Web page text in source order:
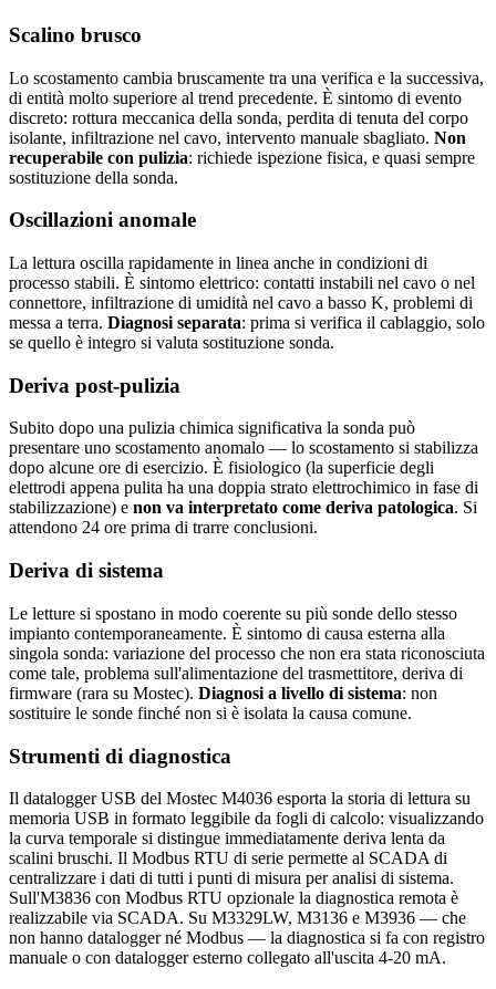
Scalino brusco
Lo scostamento cambia bruscamente tra una verifica e la successiva,
di entità molto superiore al trend precedente. È sintomo di evento
discreto: rottura meccanica della sonda, perdita di tenuta del corpo
isolante, infiltrazione nel cavo, intervento manuale sbagliato. Non
recuperabile con pulizia: richiede ispezione fisica, e quasi sempre
sostituzione della sonda.
Oscillazioni anomale
La lettura oscilla rapidamente in linea anche in condizioni di
processo stabili. È sintomo elettrico: contatti instabili nel cavo o nel
connettore, infiltrazione di umidità nel cavo a basso K, problemi di
messa a terra. Diagnosi separata: prima si verifica il cablaggio, solo
se quello è integro si valuta sostituzione sonda.
Deriva post-pulizia
Subito dopo una pulizia chimica significativa la sonda può
presentare uno scostamento anomalo — lo scostamento si stabilizza
dopo alcune ore di esercizio. È fisiologico (la superficie degli
elettrodi appena pulita ha una doppia strato elettrochimico in fase di
stabilizzazione) e non va interpretato come deriva patologica. Si
attendono 24 ore prima di trarre conclusioni.
Deriva di sistema
Le letture si spostano in modo coerente su più sonde dello stesso
impianto contemporaneamente. È sintomo di causa esterna alla
singola sonda: variazione del processo che non era stata riconosciuta
come tale, problema sull'alimentazione del trasmettitore, deriva di
firmware (rara su Mostec). Diagnosi a livello di sistema: non
sostituire le sonde finché non si è isolata la causa comune.
Strumenti di diagnostica
Il datalogger USB del Mostec M4036 esporta la storia di lettura su
memoria USB in formato leggibile da fogli di calcolo: visualizzando
la curva temporale si distingue immediatamente deriva lenta da
scalini bruschi. Il Modbus RTU di serie permette al SCADA di
centralizzare i dati di tutti i punti di misura per analisi di sistema.
Sull'M3836 con Modbus RTU opzionale la diagnostica remota è
realizzabile via SCADA. Su M3329LW, M3136 e M3936 — che
non hanno datalogger né Modbus — la diagnostica si fa con registro
manuale o con datalogger esterno collegato all'uscita 4-20 mA.